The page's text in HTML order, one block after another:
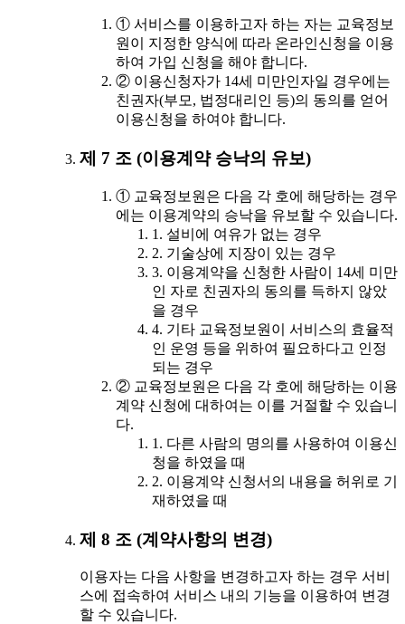
① 서비스를 이용하고자 하는 자는 교육정보
원이 지정한 양식에 따라 온라인신청을 이용
하여 가입 신청을 해야 합니다.
② 이용신청자가 14세 미만인자일 경우에는
친권자(부모, 법정대리인 등)의 동의를 얻어
이용신청을 하여야 합니다.
제 7 조 (이용계약 승낙의 유보)
① 교육정보원은 다음 각 호에 해당하는 경우
에는 이용계약의 승낙을 유보할 수 있습니다.
1. 설비에 여유가 없는 경우
2. 기술상에 지장이 있는 경우
3. 이용계약을 신청한 사람이 14세 미만
인 자로 친권자의 동의를 득하지 않았
을 경우
4. 기타 교육정보원이 서비스의 효율적
인 운영 등을 위하여 필요하다고 인정
되는 경우
② 교육정보원은 다음 각 호에 해당하는 이용
계약 신청에 대하여는 이를 거절할 수 있습니
다.
1. 다른 사람의 명의를 사용하여 이용신
청을 하였을 때
2. 이용계약 신청서의 내용을 허위로 기
재하였을 때
제 8 조 (계약사항의 변경)
이용자는 다음 사항을 변경하고자 하는 경우 서비
스에 접속하여 서비스 내의 기능을 이용하여 변경
할 수 있습니다.